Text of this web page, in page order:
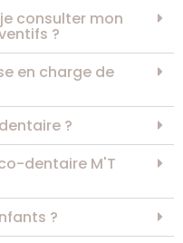
consulter mon
?
en charge de
?
dentaire M'T
?